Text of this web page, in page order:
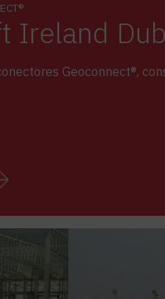
Ireland
Geoconnect®,